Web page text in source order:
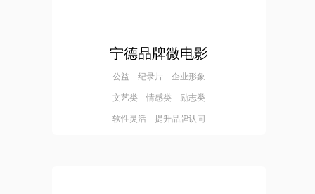
宁德品牌微电影
公益 纪录片 企业形象
文艺类 情感类 励志类
软性灵活 提升品牌认同